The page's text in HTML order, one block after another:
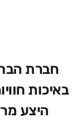
חברת
באיכות
היצע